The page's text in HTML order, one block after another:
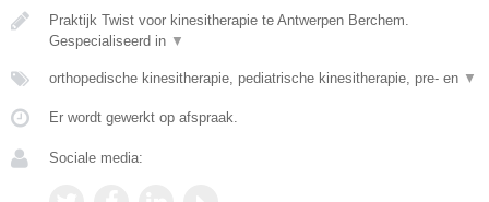
Praktijk Twist voor kinesitherapie te Antwerpen Berchem.
Gespecialiseerd in ▼
orthopedische kinesitherapie, pediatrische kinesitherapie, pre- en ▼
Er wordt gewerkt op afspraak.
Sociale media: